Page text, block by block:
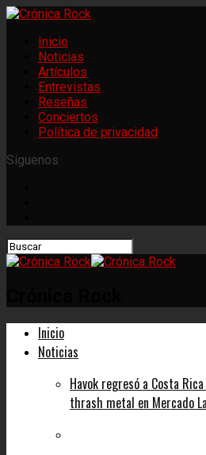
Inicio
Noticias
Artículos
Entrevistas
Reseñas
Conciertos
Política de privacidad
Síguenos
Inicio
Noticias
Havok regresó a Costa
thrash metal en Mercado